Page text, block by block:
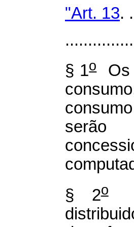
"Art. 13.
§ 1oOs
serão
§ 2o